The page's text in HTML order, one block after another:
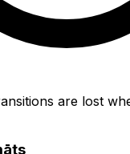
are lost